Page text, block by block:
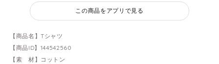
この商品をアプリで見る
【商品名】Tシャツ
【商品ID】144542560
【素 材】コットン